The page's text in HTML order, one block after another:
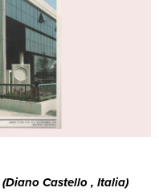
(Diano Castello , Italia)